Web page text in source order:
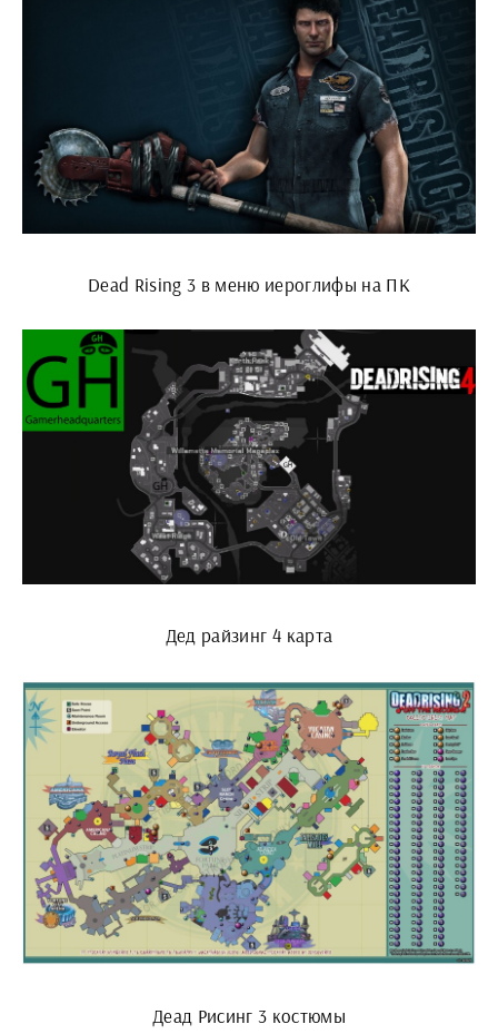
Dead Rising 3 в меню иероглифы на ПК
Дед райзинг 4 карта
Деад Рисинг 3 костюмы